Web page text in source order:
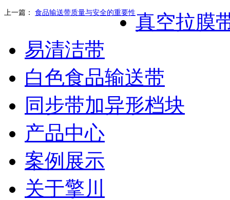
上一篇： 食品输送带质量与安全的重要性真空拉膜
易清洁带
白色食品输送带
同步带加异形档块
产品中心
案例展示
关于擎川